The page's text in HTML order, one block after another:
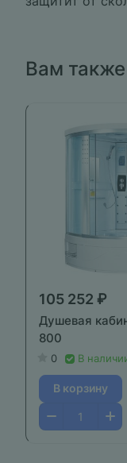
Вам
105 252 ₽
Душевая
800
0 В
В корзину